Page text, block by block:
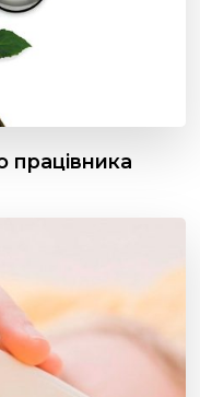
працівника